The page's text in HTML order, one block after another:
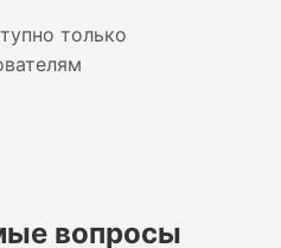
только
вопросы